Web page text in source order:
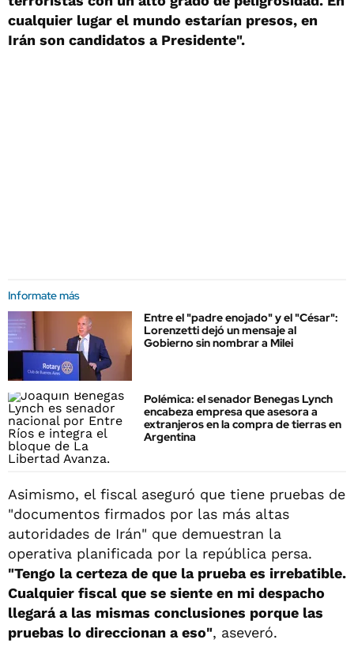
cualquier lugar el mundo estarían presos, en
Irán son candidatos a Presidente".
Informate más
Entre el "padre enojado" y el "César":
Lorenzetti dejó un mensaje al
Gobierno sin nombrar a Milei
Polémica: el senador Benegas Lynch
encabeza empresa que asesora a
extranjeros en la compra de tierras en
Argentina
Asimismo, el fiscal aseguró que tiene pruebas de
"documentos firmados por las más altas
autoridades de Irán" que demuestran la
operativa planificada por la república persa.
"Tengo la certeza de que la prueba es irrebatible.
Cualquier fiscal que se siente en mi despacho
llegará a las mismas conclusiones porque las
pruebas lo direccionan a eso", aseveró.